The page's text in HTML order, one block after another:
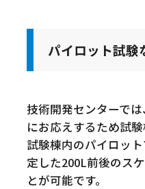
パイロット試験
技術開発センターで
にお応えするため試験
試験棟内のパイロッ
定した200L前後のス
とが可能です。